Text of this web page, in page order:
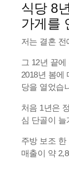
식당 8
가게를
저는 결혼 전
그 12년 끝
2018년 봄에
당을 열었습
처음 1년은
심 단골이 늘
주방 보조 한
매출이 약